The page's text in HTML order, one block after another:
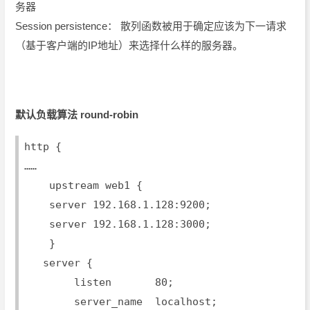
务器
Session persistence： 散列函数被用于确定应该为下一请求
（基于客户端的IP地址）来选择什么样的服务器。
默认负载算法 round-robin
http {
……
    upstream web1 {
    server 192.168.1.128:9200;
    server 192.168.1.128:3000;
    }
   server {
        listen       80;
        server_name  localhost;